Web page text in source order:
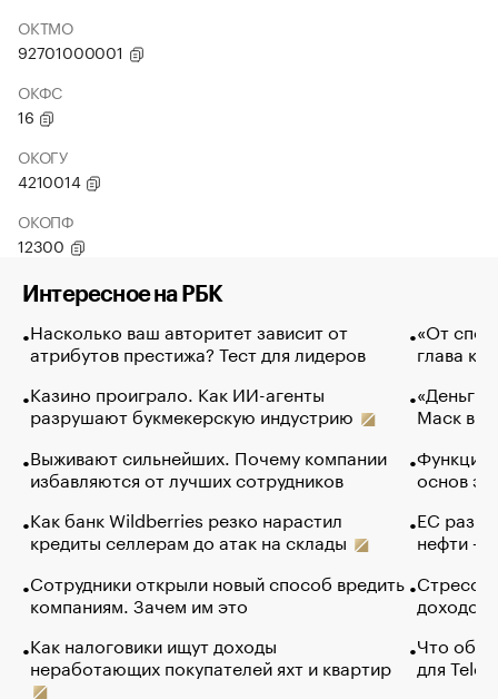
ОКТМО
92701000001
ОКФС
16
ОКОГУ
4210014
ОКОПФ
12300
Интересное на РБК
Насколько ваш авторитет зависит от
атрибутов престижа? Тест для лидеров
Казино проиграло. Как ИИ-агенты
разрушают букмекерскую индустрию
Выживают сильнейших. Почему компании
избавляются от лучших сотрудников
Как банк Wildberries резко нарастил
кредиты селлерам до атак на склады
Сотрудники открыли новый способ вредить
компаниям. Зачем им это
Как налоговики ищут доходы
неработающих покупателей яхт и квартир
«От
глава
«Деньги
Маск в
Функции
основ
ЕС
нефти —
Стресс
доходов
Что
для